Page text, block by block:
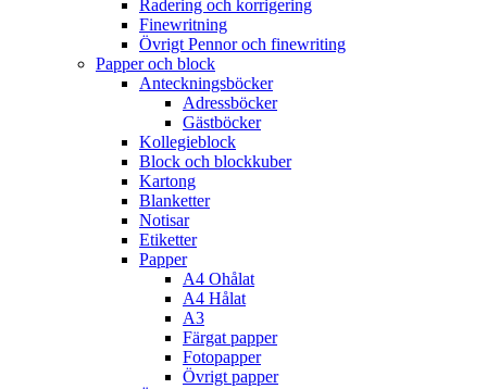
Radering och korrigering
Finewritning
Övrigt Pennor och finewriting
Papper och block
Anteckningsböcker
Adressböcker
Gästböcker
Kollegieblock
Block och blockkuber
Kartong
Blanketter
Notisar
Etiketter
Papper
A4 Ohålat
A4 Hålat
A3
Färgat papper
Fotopapper
Övrigt papper